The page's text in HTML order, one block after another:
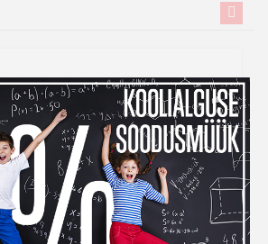
ostes
eest alles
tellimiseks peaks raha nappima,
abiga saad soovitud kauba
aga maksma hakkad alles